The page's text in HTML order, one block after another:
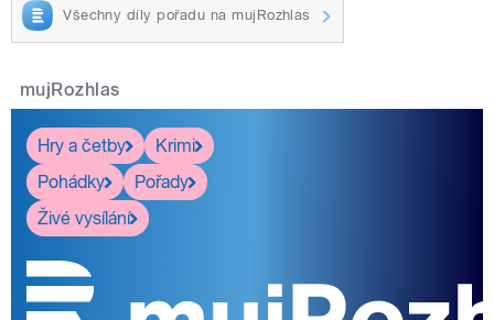
Všechny díly pořadu na mujRozhlas
mujRozhlas
Hry a četby
Krimi
Pohádky
Pořady
Živé vysílání